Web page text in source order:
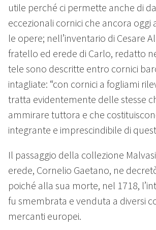
utile perché ci permette anche di
eccezionali cornici che ancora
le opere; nell’inventario di Cesare
fratello ed erede di Carlo, redatto
tele sono descritte entro cornici
intagliate: “con cornici a fogliami
tratta evidentemente delle stesse
ammirare tuttora e che
integrante e imprescindibile di
Il passaggio della collezione
erede, Cornelio Gaetano, ne
poiché alla sua morte, nel 1718,
fu smembrata e venduta a diversi
mercanti europei.